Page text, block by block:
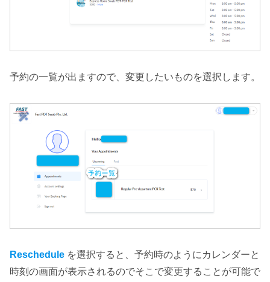
予約の一覧が出ますので、変更したいものを選択します。
Reschedule を選択すると、予約時のようにカレンダーと
時刻の画面が表示されるのでそこで変更することが可能で